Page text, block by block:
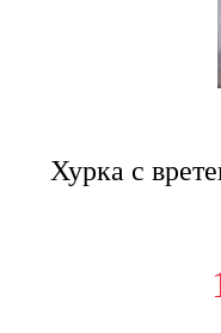
Хурка с